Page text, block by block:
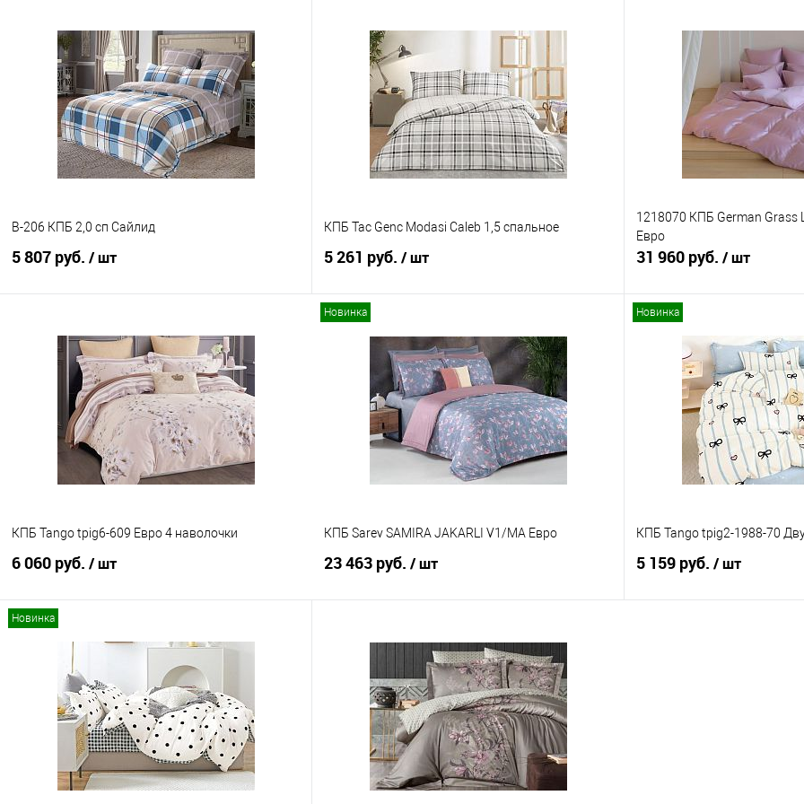
B-206 КПБ 2,0 сп Сайлид
5 807 руб. / шт
Купить в 1 клик
Сравнение
В избранное
В наличии
КПБ Tac Genc Modasi Caleb 1,5 спальное
5 261 руб. / шт
Купить в 1 клик
Сравнение
В избранное
В наличии
1218070 КПБ German Grass
Евро
31 960 руб. / шт
Купить в 1 клик
В избранное
КПБ Tango tpig6-609 Евро 4 наволочки
6 060 руб. / шт
Купить в 1 клик
Сравнение
В избранное
В наличии
Новинка
КПБ Sarev SAMIRA JAKARLI V1/MA Евро
23 463 руб. / шт
Купить в 1 клик
Сравнение
В избранное
В наличии
Новинка
КПБ Tango tpig2-1988-70
5 159 руб. / шт
Новинка